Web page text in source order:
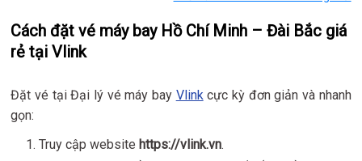
Cách đặt vé máy bay Hồ Chí Minh – Đài Bắc giá
rẻ tại Vlink
Đặt vé tại Đại lý vé máy bay Vlinkcực kỳ đơn giản và nhanh
gọn:
Truy cập website https://vlink.vn.